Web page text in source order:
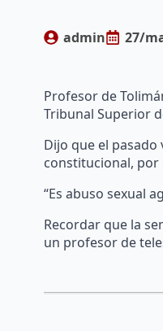
admin 27/
Profesor de
Tribunal Superior
Dijo que el
constitucional, por
“Es abuso sexual
Recordar que la
un profesor de